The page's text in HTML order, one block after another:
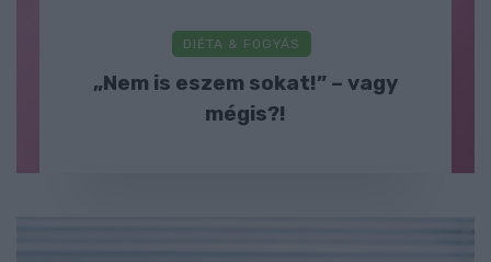
DIÉTA & FOGYÁS
„Nem is eszem sokat!” – vagy
mégis?!